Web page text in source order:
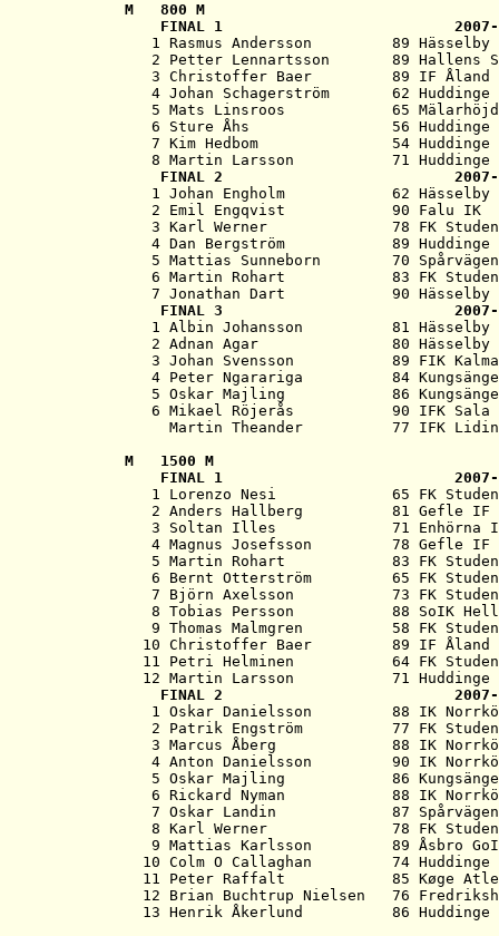
M 800 M
FINAL 1
1 Rasmus Andersson         89 Hässelby
2 Petter Lennartsson       89 Hallens
3 Christoffer Baer         89 IF Åland
4 Johan Schagerström       62 Huddinge
5 Mats Linsroos            65
6 Sture Åhs                56 Huddinge
7 Kim Hedbom               54 Huddinge
8 Martin Larsson           71 Huddinge
FINAL 2
1 Johan Engholm            62 Hässelby
2 Emil Engqvist            90 Falu IK
3 Karl Werner              78 FK
4 Dan Bergström            89 Huddinge
5 Mattias Sunneborn        70
6 Martin Rohart            83 FK
7 Jonathan Dart            90 Hässelby
FINAL 3
1 Albin Johansson          81
2 Adnan Agar               80
3 Johan Svensson           89 FIK
4 Peter Ngarariga          84
5 Oskar Majling            86
6 Mikael Röjerås           90 IFK
M 1500 M
FINAL 1
1 Lorenzo Nesi             65 FK
2 Anders Hallberg          81 Gefle IF
3 Soltan Illes             71 Enhörna
4 Magnus Josefsson         78 Gefle IF
5 Martin Rohart            83 FK
6 Bernt Otterström         65 FK
7 Björn Axelsson           73 FK
8 Tobias Persson           88 SoIK
9 Thomas Malmgren          58 FK
10 Christoffer Baer         89 IF Åland
11 Petri Helminen           64 FK
12 Martin Larsson           71 Huddinge
FINAL 2
1 Oskar Danielsson         88 IK
2 Patrik Engström          77 FK
3 Marcus Åberg             88 IK
4 Anton Danielsson         90 IK
5 Oskar Majling            86
6 Rickard Nyman            88 IK
7 Oskar Landin             87
8 Karl Werner              78 FK
9 Mattias Karlsson         89 Åsbro
10 Colm O Callaghan         74 Huddinge
11 Peter Raffalt            85 Køge
12 Brian Buchtrup Nielsen   76